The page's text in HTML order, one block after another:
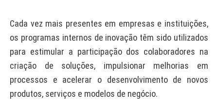
Cada vez mais presentes em empresas e instituições,
os programas internos de inovação têm sido utilizados
para estimular a participação dos colaboradores na
criação de soluções, impulsionar melhorias em
processos e acelerar o desenvolvimento de novos
produtos, serviços e modelos de negócio.